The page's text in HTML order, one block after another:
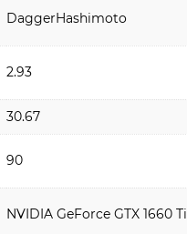
DaggerHashimoto
2.93
30.67
90
NVIDIA GeForce GTX 1660 Ti